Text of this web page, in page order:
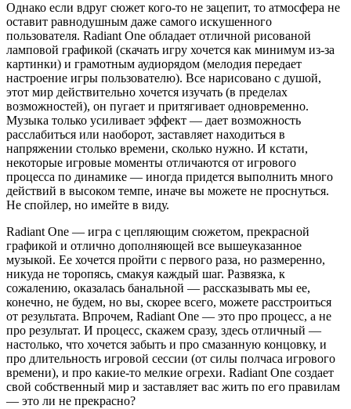
Однако если вдруг сюжет кого-то не зацепит, то атмосфера не
оставит равнодушным даже самого искушенного
пользователя. Radiant One обладает отличной рисованой
ламповой графикой (скачать игру хочется как минимум из-за
картинки) и грамотным аудиорядом (мелодия передает
настроение игры пользователю). Все нарисовано с душой,
этот мир действительно хочется изучать (в пределах
возможностей), он пугает и притягивает одновременно.
Музыка только усиливает эффект — дает возможность
расслабиться или наоборот, заставляет находиться в
напряжении столько времени, сколько нужно. И кстати,
некоторые игровые моменты отличаются от игрового
процесса по динамике — иногда придется выполнить много
действий в высоком темпе, иначе вы можете не проснуться.
Не спойлер, но имейте в виду.
Radiant One — игра с цепляющим сюжетом, прекрасной
графикой и отлично дополняющей все вышеуказанное
музыкой. Ее хочется пройти с первого раза, но размеренно,
никуда не торопясь, смакуя каждый шаг. Развязка, к
сожалению, оказалась банальной — рассказывать мы ее,
конечно, не будем, но вы, скорее всего, можете расстроиться
от результата. Впрочем, Radiant One — это про процесс, а не
про результат. И процесс, скажем сразу, здесь отличный —
настолько, что хочется забыть и про смазанную концовку, и
про длительность игровой сессии (от силы полчаса игрового
времени), и про какие-то мелкие огрехи. Radiant One создает
свой собственный мир и заставляет вас жить по его правилам
— это ли не прекрасно?